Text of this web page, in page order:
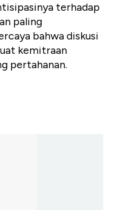
terhadap
paling
bahwa diskusi
kemitraan
pertahanan.